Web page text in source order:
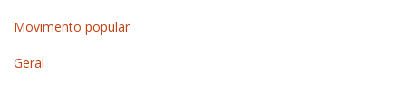
Movimento popular
Geral